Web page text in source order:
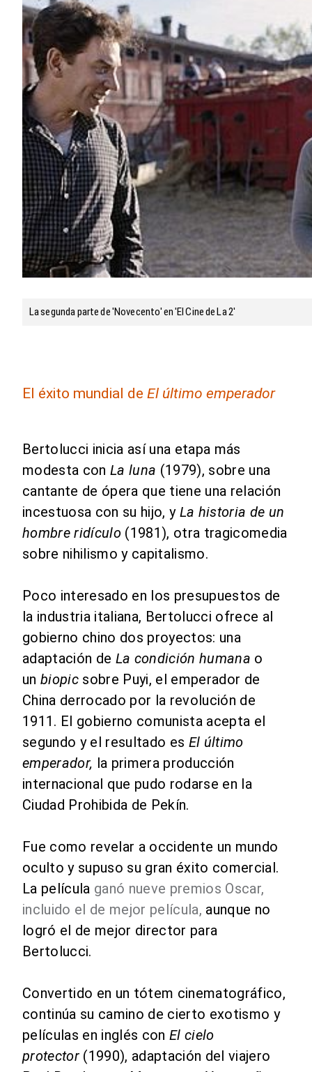
La segunda parte de 'Novecento' en 'El Cine de La 2'
El éxito mundial de El último emperador
Bertolucci inicia así una etapa más
modesta conLa luna (1979), sobre una
cantante de ópera que tiene una relación
incestuosa con su hijo, y La historia de un
hombre ridículo (1981), otra tragicomedia
sobre nihilismo y capitalismo.
Poco interesado en los presupuestos de
la industria italiana, Bertolucci ofrece al
gobierno chino dos proyectos: una
adaptación de La condición humana o
un biopic sobre Puyi, el emperador de
China derrocado por la revolución de
1911. El gobierno comunista acepta el
segundo y el resultado es El último
emperador, la primera producción
internacional que pudo rodarse en la
Ciudad Prohibida de Pekín.
Fue como revelar a occidente un mundo
oculto y supuso su gran éxito comercial.
La película ganó nueve premios Oscar,
incluido el de mejor película, aunque no
logró el de mejor director para
Bertolucci.
Convertido en un tótem cinematográfico,
continúa su camino de cierto exotismo y
películas en inglés con El cielo
protector (1990), adaptación del viajero